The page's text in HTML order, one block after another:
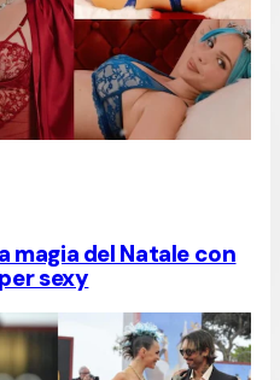
magia del Natale con
sexy